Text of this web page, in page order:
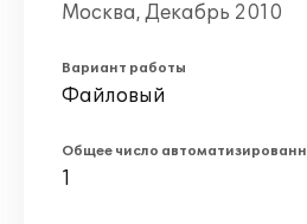
Москва, Декабрь 2010
Вариант работы
Файловый
Общее число
1